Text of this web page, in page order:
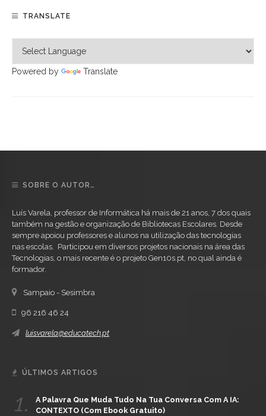
TRANSLATE
Powered by Translate
SOBRE O AUTOR…
Luís Varela, professor de Informática há mais de 21 anos, 7 dos quais
também na gestão e organização de Bibliotecas Escolares. Desde
sempre apoiou professores e alunos na utilização das tecnologias
nas escolas. Participou em diversos projetos nacionais na área das
Tecnologias, o mais recente é o projeto Gen10s.pt, no qual ainda é
formador.
Sampaio - Sesimbra
96 216 46 24
luisvarela@educatech.pt
ÚLTIMOS ARTIGOS
1.
A Palavra Que Muda Tudo Na Tua Conversa Com A IA:
CONTEXTO (com Ebook Gratuito)